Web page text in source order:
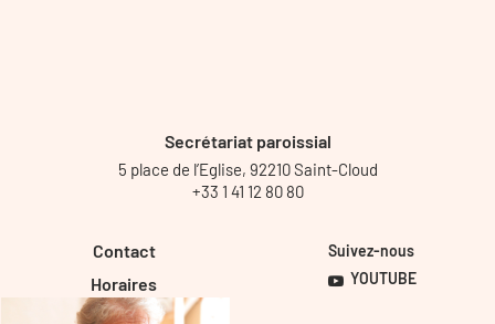
Secrétariat paroissial
5 place de l’Eglise, 92210 Saint-Cloud
+33 1 41 12 80 80
Contact
Horaires
Suivez-nous
YOUTUBE